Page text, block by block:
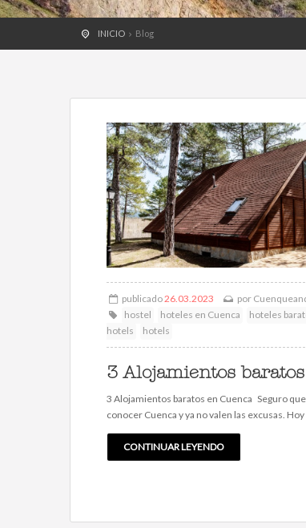
INICIO Blog
publicado26.03.2023 por
hostel
hoteles en Cuenca hoteles
hotels
hotels
3 Alojamientos
3 Alojamientos baratos en Cuenca ⁣ ⁣ Seguro
conocer Cuenca y ya no valen las excusas.
CONTINUAR LEYENDO